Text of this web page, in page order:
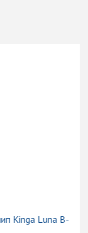
Kinga Luna B-